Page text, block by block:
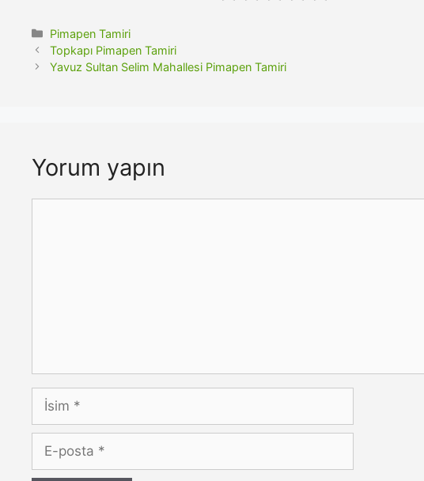
Kategoriler
Pimapen Tamiri
Topkapı Pimapen Tamiri
Yavuz Sultan Selim Mahallesi Pimapen Tamiri
Yorum yapın
İsim
posta